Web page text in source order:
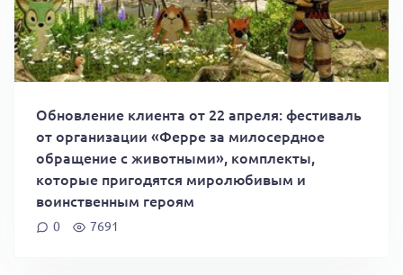
Обновление клиента от 22 апреля: фестиваль
от организации «Ферре за милосердное
обращение с животными», комплекты,
которые пригодятся миролюбивым и
воинственным героям
0 7691